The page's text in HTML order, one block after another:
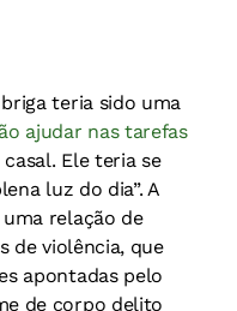
teria sido uma
ajudar nas tarefas
Ele teria se
luz do dia”. A
relação de
de violência, que
apontadas pelo
de corpo delito